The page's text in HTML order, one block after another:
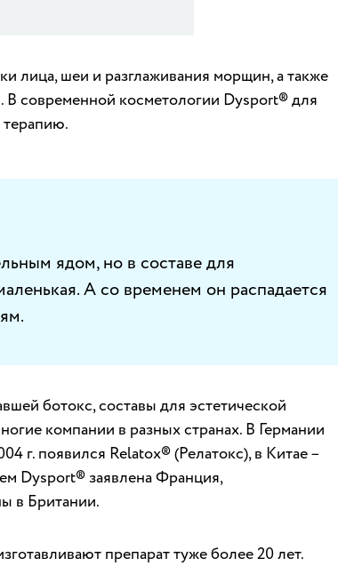
лица, шеи и разглаживания морщин, а также
современной косметологии Dysport® для
ядом, но в составе для
А со временем он распадается
ботокс, составы для эстетической
компании в разных странах. В Германии
г. появился Relatox® (Релатокс), в Китае –
Dysport® заявлена Франция,
в Британии.
препарат туже более 20 лет.